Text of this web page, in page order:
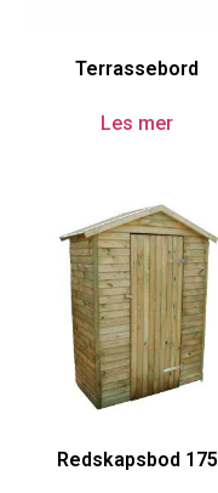
Terrassebord
Les mer
Redskapsbod 175